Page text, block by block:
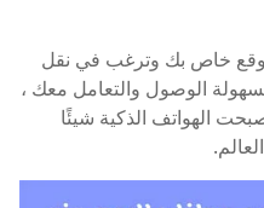
خاص بك وترغب في نقل
الوصول والتعامل معك ،
الهواتف الذكية شيئًا